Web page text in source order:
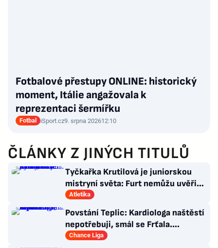
Fotbalové přestupy ONLINE: historický
moment, Itálie angažovala k
reprezentaci šermířku
Fotbal iSport.cz9. srpna 202612:10
ČLÁNKY Z JINÝCH TITULŮ
Tyčkařka Krutilová je juniorskou
mistryní světa: Furt nemůžu uvěřit,
co se stalo!
Atletika
Povstání Teplic: Kardiologa naštěstí
nepotřebuji, smál se Frťala.
Promluvil o zájmu Plzně
Chance Liga